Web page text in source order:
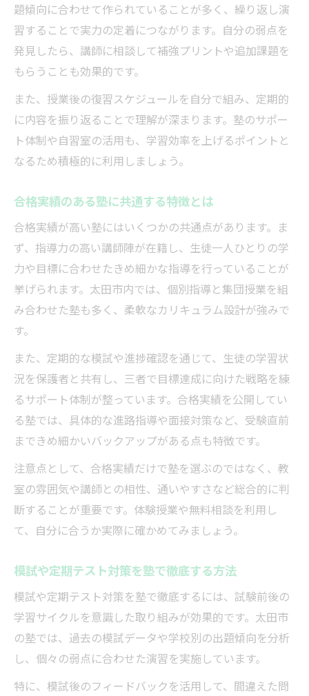
題傾向に合わせて作られていることが多く、繰り返し演
習することで実力の定着につながります。自分の弱点を
発見したら、講師に相談して補強プリントや追加課題を
もらうことも効果的です。
また、授業後の復習スケジュールを自分で組み、定期的
に内容を振り返ることで理解が深まります。塾のサポー
ト体制や自習室の活用も、学習効率を上げるポイントと
なるため積極的に利用しましょう。
合格実績のある塾に共通する特徴とは
合格実績が高い塾にはいくつかの共通点があります。ま
ず、指導力の高い講師陣が在籍し、生徒一人ひとりの学
力や目標に合わせたきめ細かな指導を行っていることが
挙げられます。太田市内では、個別指導と集団授業を組
み合わせた塾も多く、柔軟なカリキュラム設計が強みで
す。
また、定期的な模試や進捗確認を通じて、生徒の学習状
況を保護者と共有し、三者で目標達成に向けた戦略を練
るサポート体制が整っています。合格実績を公開してい
る塾では、具体的な進路指導や面接対策など、受験直前
まできめ細かいバックアップがある点も特徴です。
注意点として、合格実績だけで塾を選ぶのではなく、教
室の雰囲気や講師との相性、通いやすさなど総合的に判
断することが重要です。体験授業や無料相談を利用し
て、自分に合うか実際に確かめてみましょう。
模試や定期テスト対策を塾で徹底する方法
模試や定期テスト対策を塾で徹底するには、試験前後の
学習サイクルを意識した取り組みが効果的です。太田市
の塾では、過去の模試データや学校別の出題傾向を分析
し、個々の弱点に合わせた演習を実施しています。
特に、模試後のフィードバックを活用して、間違えた問